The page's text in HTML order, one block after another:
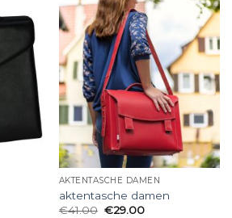
AKTENTASCHE DAMEN
aktentasche damen
€41.00 €29.00